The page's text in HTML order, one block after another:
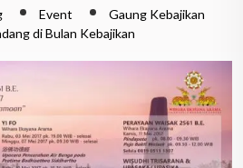
Event
Gaung Kebajikan
di Bulan Kebajikan